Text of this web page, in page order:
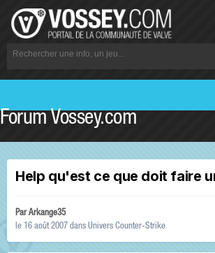
Forum Vossey.com
Help qu'est ce que doit faire
ParArkange35
le 16 août 2007 dans Univers Counter-Strike